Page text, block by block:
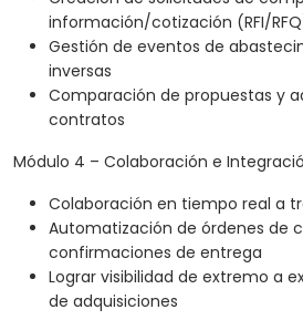
información/cotización (RFI/
Gestión de eventos de
inversas
Comparación de propuestas y
contratos
Módulo 4 – Colaboración e
Colaboración en tiempo real a
Automatización de órdenes de
confirmaciones de entrega
Lograr visibilidad de extremo a
de adquisiciones